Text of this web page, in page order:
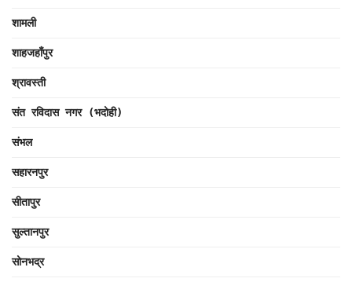
शामली
शाहजहाँपुर
श्रावस्ती
संत रविदास नगर (भदोही)
संभल
सहारनपुर
सीतापुर
सुल्तानपुर
सोनभद्र